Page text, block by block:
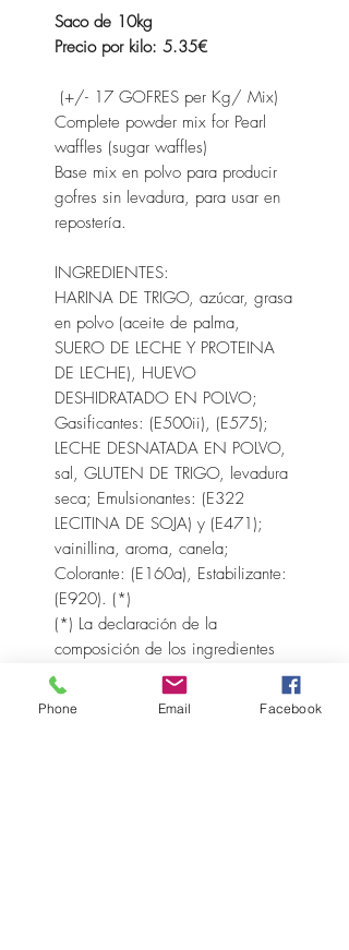
Saco de 10kg
Precio por kilo: 5.35€
(+/- 17 GOFRES per Kg/ Mix)
Complete powder mix for Pearl
waffles (sugar waffles)
Base mix en polvo para producir
gofres sin levadura, para usar en
repostería.
INGREDIENTES:
HARINA DE TRIGO, azúcar, grasa
en polvo (aceite de palma,
SUERO DE LECHE Y PROTEINA
DE LECHE), HUEVO
DESHIDRATADO EN POLVO;
Gasificantes: (E500ii), (E575);
LECHE DESNATADA EN POLVO,
sal, GLUTEN DE TRIGO, levadura
seca; Emulsionantes: (E322
LECITINA DE SOJA) y (E471);
vainillina, aroma, canela;
Colorante: (E160a), Estabilizante:
(E920). (*)
(*) La declaración de la
composición de los ingredientes
se basa en la información
proporcionada por los
Phone Email Facebook